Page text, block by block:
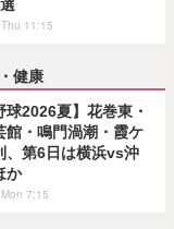
11:15
健康
球2026夏】花巻東・
館・鳴門渦潮・霞ケ
、第6日は横浜vs沖
か
7:15